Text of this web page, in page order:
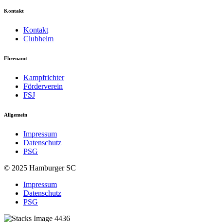
Kontakt
Kontakt
Clubheim
Ehrenamt
Kampfrichter
Förderverein
FSJ
Allgemein
Impressum
Datenschutz
PSG
© 2025 Hamburger SC
Impressum
Datenschutz
PSG